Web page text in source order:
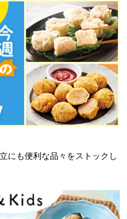
にも便利な品々をストックし